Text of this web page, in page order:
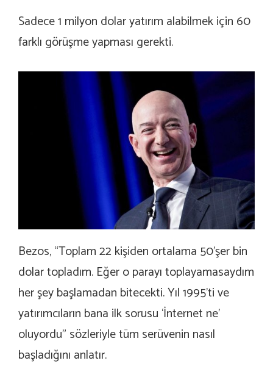
Sadece 1 milyon dolar yatırım alabilmek için 60
farklı görüşme yapması gerekti.
Bezos, “Toplam 22 kişiden ortalama 50’şer bin
dolar topladım. Eğer o parayı toplayamasaydım
her şey başlamadan bitecekti. Yıl 1995’ti ve
yatırımcıların bana ilk sorusu ‘İnternet ne’
oluyordu” sözleriyle tüm serüvenin nasıl
başladığını anlatır.